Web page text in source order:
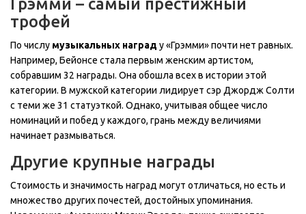
Грэмми – самый престижный
трофей
По числу музыкальных награду «Грэмми» почти нет равных.
Например, Бейонсе стала первым женским артистом,
собравшим 32 награды. Она обошла всех в истории этой
категории. В мужской категории лидирует сэр Джордж Солти
с теми же 31 статуэткой. Однако, учитывая общее число
номинаций и побед у каждого, грань между величиями
начинает размываться.
Другие крупные награды
Стоимость и значимость наград могут отличаться, но есть и
множество других почестей, достойных упоминания.